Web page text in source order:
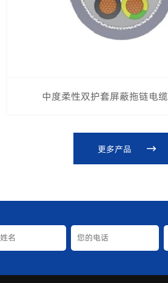
中度柔性双护套屏蔽拖链电缆
更多产品